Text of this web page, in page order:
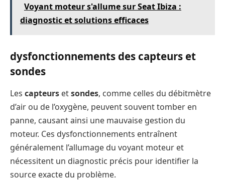
Voyant moteur s'allume sur Seat Ibiza :
diagnostic et solutions efficaces
dysfonctionnements des capteurs et
sondes
Les capteurs etsondes, comme celles du débitmètre
d’air ou de l’oxygène, peuvent souvent tomber en
panne, causant ainsi une mauvaise gestion du
moteur. Ces dysfonctionnements entraînent
généralement l’allumage du voyant moteur et
nécessitent un diagnostic précis pour identifier la
source exacte du problème.